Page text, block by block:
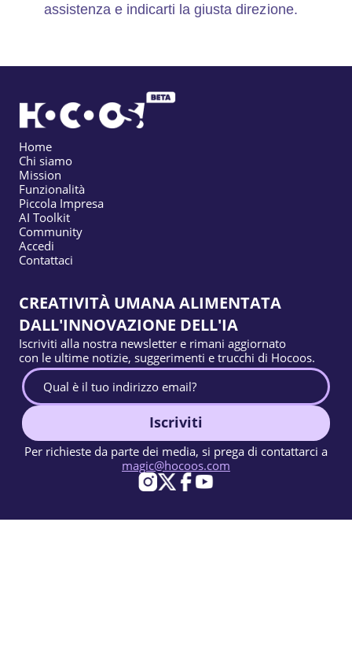
assistenza e indicarti la giusta direzione.
Home
Chi siamo
Mission
Funzionalità
Piccola Impresa
AI Toolkit
Community
Accedi
Contattaci
CREATIVITÀ UMANA ALIMENTATA
DALL'INNOVAZIONE DELL'IA
Iscriviti alla nostra newsletter e rimani aggiornato
con le ultime notizie, suggerimenti e trucchi di Hocoos.
Iscriviti
Per richieste da parte dei media, si prega di contattarci a
magic@hocoos.com